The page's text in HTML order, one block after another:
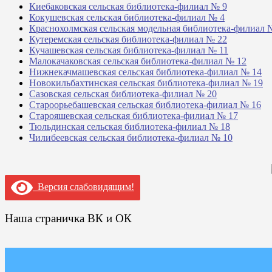
Киебаковская сельская библиотека-филиал № 9
Кокушевская сельская библиотека-филиал № 4
Краснохолмская сельская модельная библиотека-филиал
Кутеремская сельская библиотека-филиал № 22
Кучашевская сельская библиотека-филиал № 11
Малокачаковская сельская библиотека-филиал № 12
Нижнекачмашевская сельская библиотека-филиал № 14
Новокильбахтинская сельская библиотека-филиал № 19
Сазовская сельская библиотека-филиал № 20
Староорьебашевская сельская библиотека-филиал № 16
Старояшевская сельская библиотека-филиал № 17
Тюльдинская сельская библиотека-филиал № 18
Чилибеевская сельская библиотека-филиал № 10
Версия слабовидящим!
Наша страничка ВК и ОК